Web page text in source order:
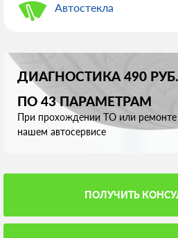
Автостекла
ДИАГНОСТИКА 490 РУБ.
ПО 43 ПАРАМЕТРАМ
При прохождении ТО или ремонте
нашем автосервисе
ПОЛУЧИТЬ